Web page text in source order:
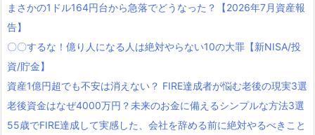
まさかの1ドル164円台から急落でどうなった？【2026年7月資産報
告】
〇〇するな！億り人になる人は絶対やらない10の大罪【新NISA/投
資/貯金】
資産1億円超でも不安は消えない？ FIRE達成者が悩む老後の現実3選
老後資金はなぜ4000万円？未来のお金に備えるシンプルな方法3選
55歳でFIRE達成して実感した、会社を辞める前に絶対やるべきこと